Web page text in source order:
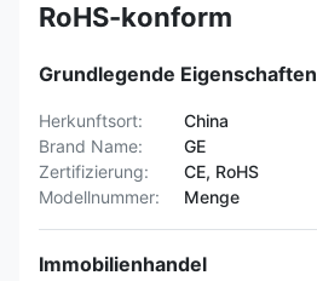
RoHS-konform
Grundlegende Eigenschaften
Herkunftsort:
China
Brand Name:
GE
Zertifizierung:
CE, RoHS
Modellnummer:
Menge
Immobilienhandel